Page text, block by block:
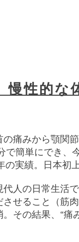
慢性的
の痛みから顎関
で簡単にでき、
の実績。日本初
人の日常生活
させること（筋
その結果、“痛